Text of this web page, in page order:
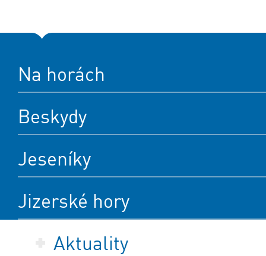
Na horách
Beskydy
Jeseníky
Jizerské hory
Aktuality